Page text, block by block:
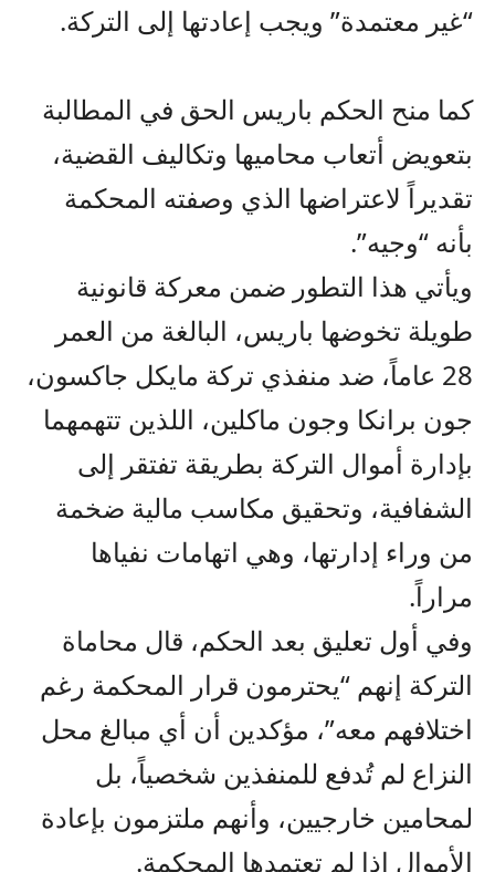
“غير معتمدة” ويجب إعادتها إلى التركة.
كما منح الحكم باريس الحق في المطالبة
بتعويض أتعاب محاميها وتكاليف القضية،
تقديراً لاعتراضها الذي وصفته المحكمة
بأنه “وجيه”.
ويأتي هذا التطور ضمن معركة قانونية
طويلة تخوضها باريس، البالغة من العمر
28 عاماً، ضد منفذي تركة مايكل جاكسون،
جون برانكا وجون ماكلين، اللذين تتهمهما
بإدارة أموال التركة بطريقة تفتقر إلى
الشفافية، وتحقيق مكاسب مالية ضخمة
من وراء إدارتها، وهي اتهامات نفياها
مراراً.
وفي أول تعليق بعد الحكم، قال محاماة
التركة إنهم “يحترمون قرار المحكمة رغم
اختلافهم معه”، مؤكدين أن أي مبالغ محل
النزاع لم تُدفع للمنفذين شخصياً، بل
لمحامين خارجيين، وأنهم ملتزمون بإعادة
الأموال إذا لم تعتمدها المحكمة.